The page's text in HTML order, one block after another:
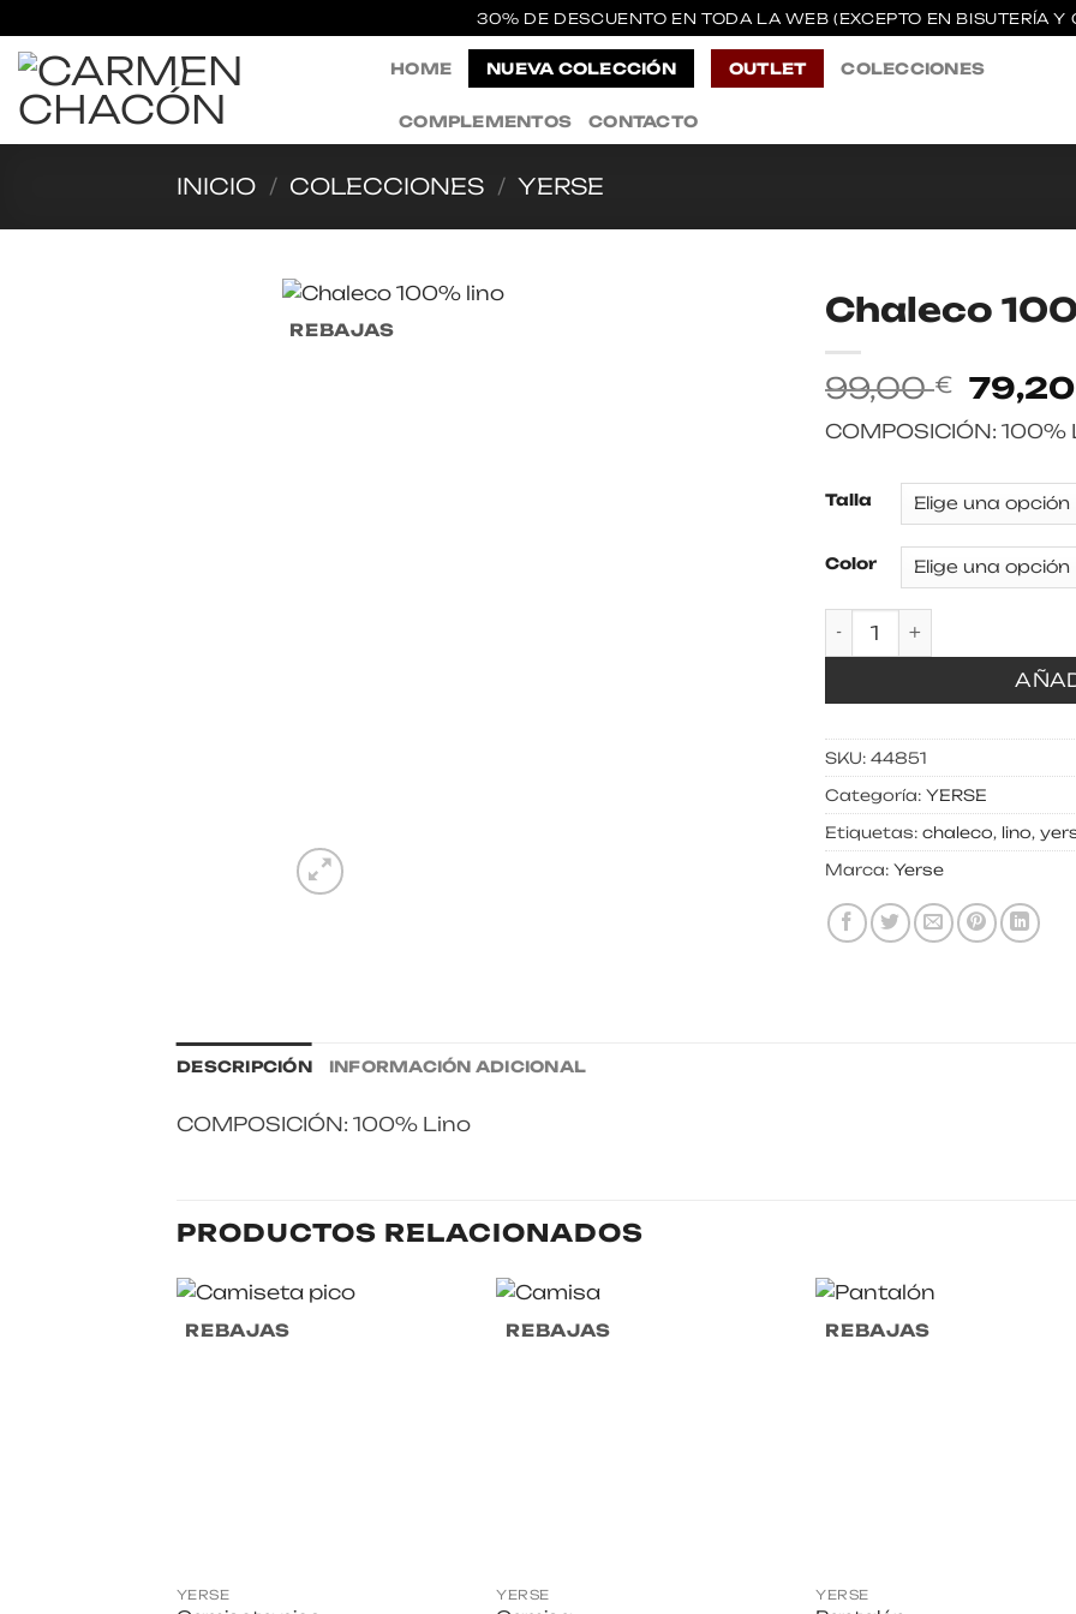
al
contenido
30% DE DESCUENTO EN TODA LA WEB (EXCEPTO EN BISUTERÍA Y
HOME NUEVA COLECCIÓN OUTLET COLECCIONES
COMPLEMENTOS CONTACTO
INICIO / COLECCIONES / YERSE
REBAJAS Chaleco
99,00€
El
precio
era:
99,00
79,20
COMPOSICIÓN: 100%
Talla
Color
Chaleco 100% lino
SKU: 44851
Categoría: YERSE
Etiquetas: chaleco, lino,
Marca: Yerse
DESCRIPCIÓN INFORMACIÓN ADICIONAL
COMPOSICIÓN: 100% Lino
PRODUCTOS RELACIONADOS
REBAJAS
YERSE
REBAJAS
YERSE
REBAJAS
YERSE